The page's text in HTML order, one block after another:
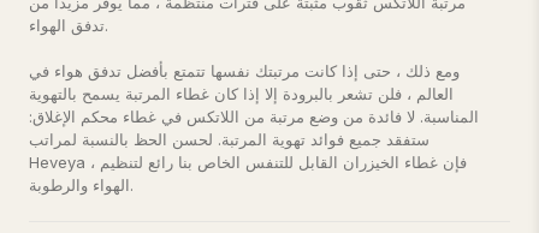
تدفق الهواء.
ومع ذلك ، حتى إذا كانت مرتبتك نفسها تتمتع بأفضل تدفق هواء في
العالم ، فلن تشعر بالبرودة إلا إذا كان غطاء المرتبة يسمح بالتهوية
المناسبة. لا فائدة من وضع مرتبة من اللاتكس في غطاء محكم الإغلاق:
ستفقد جميع فوائد تهوية المرتبة. لحسن الحظ بالنسبة لمراتب
Heveya ، فإن غطاء الخيزران القابل للتنفس الخاص بنا رائع لتنظيم
الهواء والرطوبة.